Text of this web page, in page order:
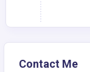
Contact Me